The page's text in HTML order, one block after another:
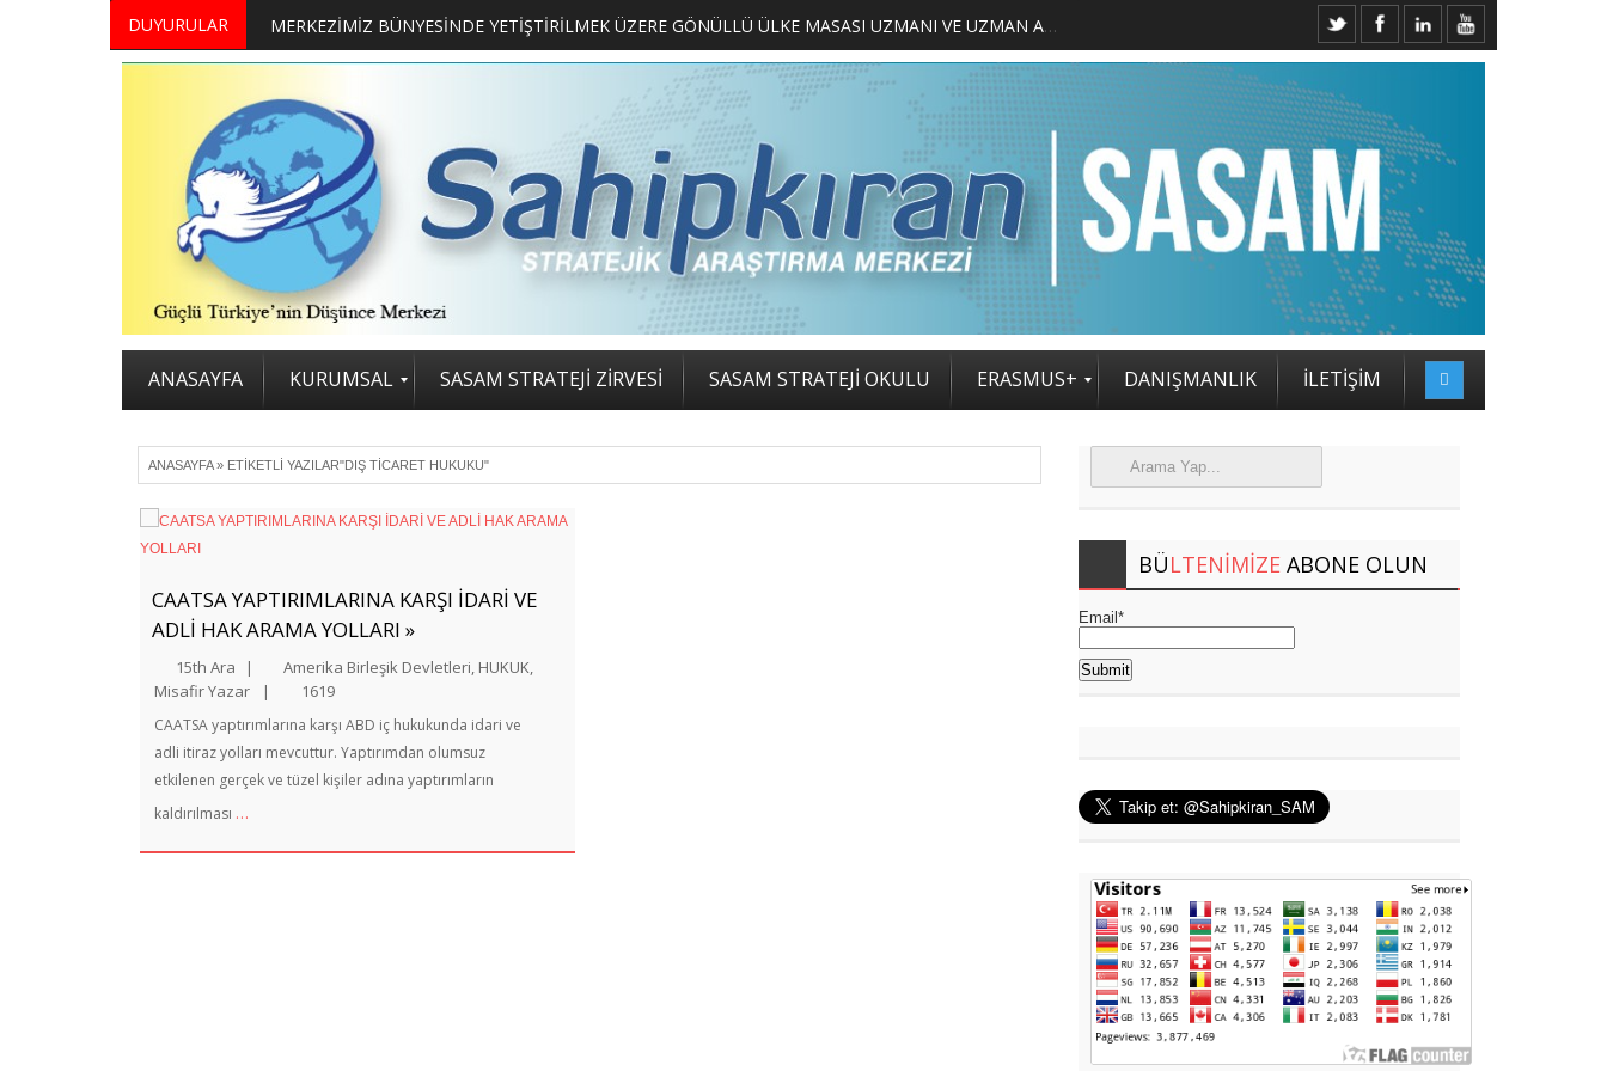
DUYURULAR MERKEZİMİZ BÜNYESİNDE YETİŞTİRİLMEK ÜZERE GÖNÜLLÜ ÜLKE MASASI UZMANI VE UZMAN ADAYLARI ARIYORUZ 2. SASAM STRATEJİ ZİRVESİ KATILIMCILARI BELLİ OLDU
ANASAYFA KURUMSAL SASAM STRATEJİ ZİRVESİ SASAM STRATEJİ OKULU ERASMUS+ DANIŞMANLIK İLETİŞİM
ANASAYFA» ETIKETLI YAZILAR"DIŞ TICARET HUKUKU"
CAATSA YAPTIRIMLARINA KARŞI İDARİ VE
ADLİ HAK ARAMA YOLLARI »
15th Ara | Amerika Birleşik Devletleri, HUKUK,
Misafir Yazar
| 1619
CAATSA yaptırımlarına karşı ABD iç hukukunda idari ve
adli itiraz yolları mevcuttur. Yaptırımdan olumsuz
etkilenen gerçek ve tüzel kişiler adına yaptırımların
kaldırılması …
BÜLTENIMIZEABONE OLUN
Email*